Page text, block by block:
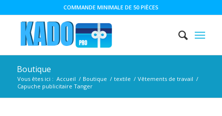
COMMANDE MINIMALE DE 50 PIÈCES
Boutique
Vous êtes ici : Accueil / Boutique / textile / Vêtements de travail /
Capuche publicitaire Tanger